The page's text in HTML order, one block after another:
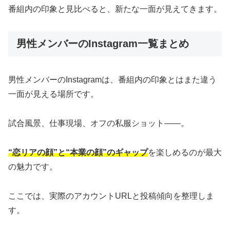
番組内の印象と見比べると、新たな一面が見えてきます。
男性メンバーのInstagram一覧まとめ
男性メンバーのInstagramは、番組内の印象とはまた違う
一面が見える場所です。
試合風景、仕事現場、オフの私服ショット――。
“恋リアの顔”と“本業の顔”のギャップを楽しめるのが最大
の魅力です。
ここでは、実際のアカウントURLと投稿傾向を整理しま
す。